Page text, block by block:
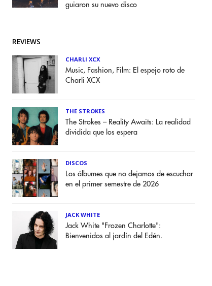
guiaron su nuevo disco
REVIEWS
CHARLI XCX
Music, Fashion, Film: El espejo roto de
Charli XCX
THE STROKES
The Strokes – Reality Awaits: La realidad
dividida que los espera
DISCOS
Los álbumes que no dejamos de escuchar
en el primer semestre de 2026
JACK WHITE
Jack White "Frozen Charlotte":
Bienvenidos al jardín del Edén.